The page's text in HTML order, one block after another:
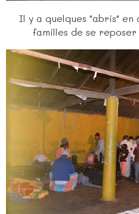
Il y a quelques "abris"
familles de se